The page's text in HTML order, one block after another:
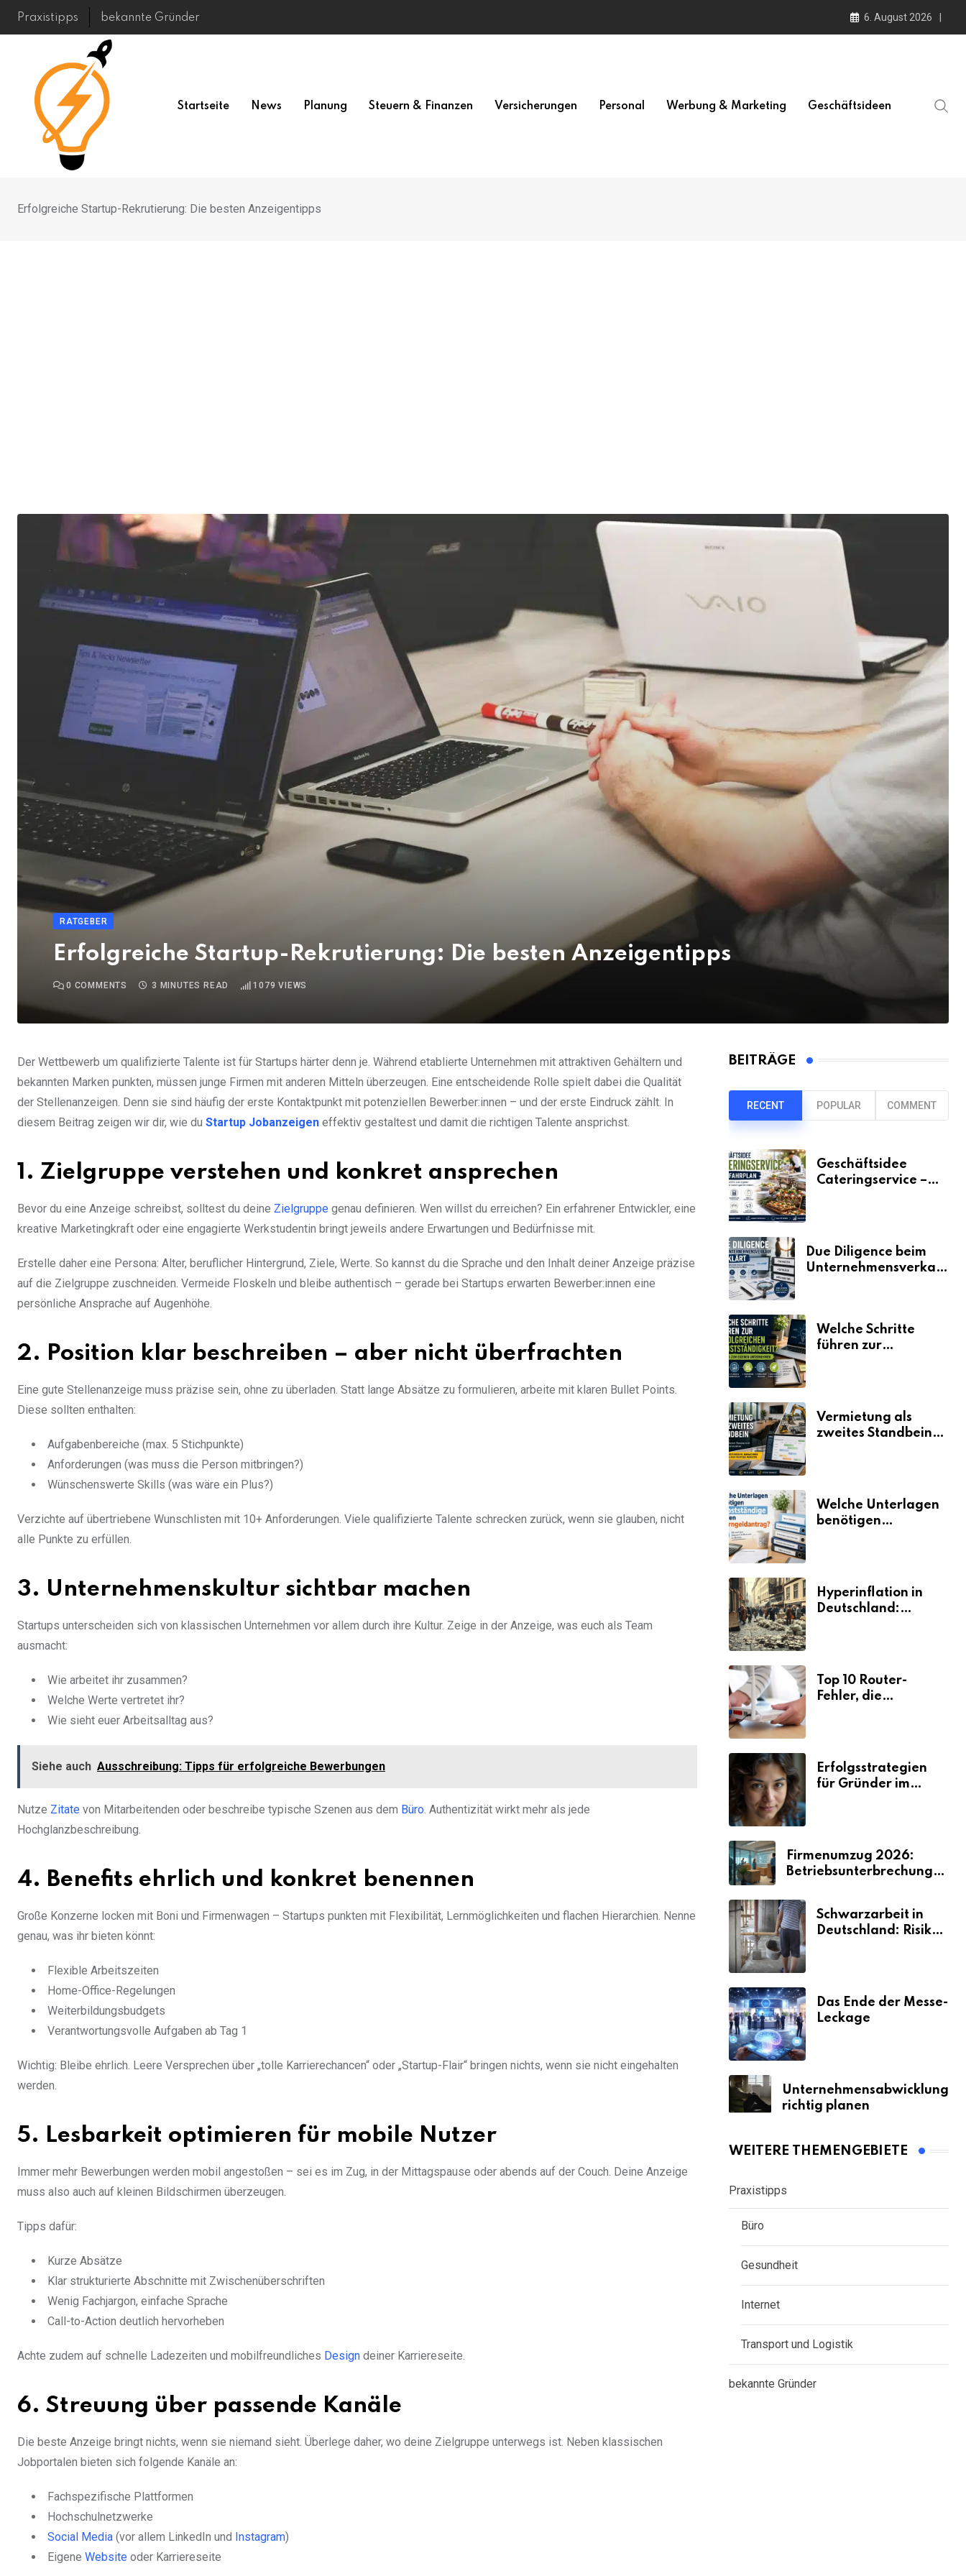
Skip
Praxistipps bekannte Gründer 6. August 2026
Startseite News Planung Steuern & Finanzen Versicherungen Personal Werbung & Marketing Geschäftsideen
Erfolgreiche Startup-Rekrutierung: Die besten Anzeigentipps
RATGEBER
Erfolgreiche Startup-Rekrutierung: Die besten Anzeigentipps
0 COMMENTS 3 MINUTES READ 1079 VIEWS
Der Wettbewerb um qualifizierte Talente ist für Startups härter denn je. Während etablierte Unternehmen mit attraktiven Gehältern und
bekannten Marken punkten, müssen junge Firmen mit anderen Mitteln überzeugen. Eine entscheidende Rolle spielt dabei die Qualität
der Stellenanzeigen. Denn sie sind häufig der erste Kontaktpunkt mit potenziellen Bewerber:innen – und der erste Eindruck zählt. In
diesem Beitrag zeigen wir dir, wie du Startup Jobanzeigen effektiv gestaltest und damit die richtigen Talente ansprichst.
1. Zielgruppe verstehen und konkret ansprechen
Bevor du eine Anzeige schreibst, solltest du deine Zielgruppe genau definieren. Wen willst du erreichen? Ein erfahrener Entwickler, eine
kreative Marketingkraft oder eine engagierte Werkstudentin bringt jeweils andere Erwartungen und Bedürfnisse mit.
Erstelle daher eine Persona: Alter, beruflicher Hintergrund, Ziele, Werte. So kannst du die Sprache und den Inhalt deiner Anzeige präzise
auf die Zielgruppe zuschneiden. Vermeide Floskeln und bleibe authentisch – gerade bei Startups erwarten Bewerber:innen eine
persönliche Ansprache auf Augenhöhe.
2. Position klar beschreiben – aber nicht überfrachten
Eine gute Stellenanzeige muss präzise sein, ohne zu überladen. Statt lange Absätze zu formulieren, arbeite mit klaren Bullet Points.
Diese sollten enthalten:
Aufgabenbereiche (max. 5 Stichpunkte)
Anforderungen (was muss die Person mitbringen?)
Wünschenswerte Skills (was wäre ein Plus?)
Verzichte auf übertriebene Wunschlisten mit 10+ Anforderungen. Viele qualifizierte Talente schrecken zurück, wenn sie glauben, nicht
alle Punkte zu erfüllen.
3. Unternehmenskultur sichtbar machen
Startups unterscheiden sich von klassischen Unternehmen vor allem durch ihre Kultur. Zeige in der Anzeige, was euch als Team
ausmacht:
Wie arbeitet ihr zusammen?
Welche Werte vertretet ihr?
Wie sieht euer Arbeitsalltag aus?
Siehe auch Ausschreibung: Tipps für erfolgreiche Bewerbungen
Nutze Zitate von Mitarbeitenden oder beschreibe typische Szenen aus dem Büro . Authentizität wirkt mehr als jede
Hochglanzbeschreibung.
4. Benefits ehrlich und konkret benennen
Große Konzerne locken mit Boni und Firmenwagen – Startups punkten mit Flexibilität, Lernmöglichkeiten und flachen Hierarchien. Nenne
genau, was ihr bieten könnt:
Flexible Arbeitszeiten
Home-Office-Regelungen
Weiterbildungsbudgets
Verantwortungsvolle Aufgaben ab Tag 1
Wichtig: Bleibe ehrlich. Leere Versprechen über „tolle Karrierechancen“ oder „Startup-Flair“ bringen nichts, wenn sie nicht eingehalten
werden.
5. Lesbarkeit optimieren für mobile Nutzer
Immer mehr Bewerbungen werden mobil angestoßen – sei es im Zug, in der Mittagspause oder abends auf der Couch. Deine Anzeige
muss also auch auf kleinen Bildschirmen überzeugen.
Tipps dafür:
Kurze Absätze
Klar strukturierte Abschnitte mit Zwischenüberschriften
Wenig Fachjargon, einfache Sprache
Call-to-Action deutlich hervorheben
Achte zudem auf schnelle Ladezeiten und mobilfreundliches Design deiner Karriereseite.
6. Streuung über passende Kanäle
Die beste Anzeige bringt nichts, wenn sie niemand sieht. Überlege daher, wo deine Zielgruppe unterwegs ist. Neben klassischen
Jobportalen bieten sich folgende Kanäle an:
Fachspezifische Plattformen
Hochschulnetzwerke
Social Media (vor allem LinkedIn und Instagram)
Eigene Website oder Karriereseite
BEITRÄGE
RECENT POPULAR COMMENT
Geschäftsidee
Cateringservice –
Due Diligence beim
Unternehmensverkauf
Welche Schritte
führen zur
Vermietung als
zweites Standbein:
Umsätze machen
Welche Unterlagen
benötigen
Hyperinflation in
Deutschland:
Top 10 Router-
Fehler, die
Erfolgsstrategien
für Gründer im
Firmenumzug 2026:
Betriebsunterbrechungen
Schwarzarbeit in
Deutschland: Risiken
Das Ende der Messe-
Leckage
Unternehmensabwicklung
richtig planen
WEITERE THEMENGEBIETE
Praxistipps
Büro
Gesundheit
Internet
Transport und Logistik
bekannte Gründer